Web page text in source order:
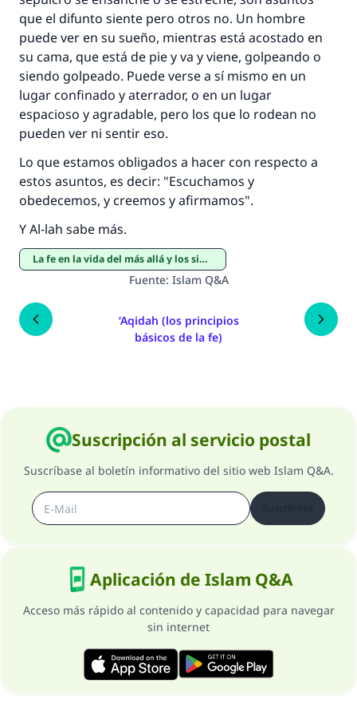
que el difunto siente pero otros no. Un hombre
puede ver en su sueño, mientras está acostado en
su cama, que está de pie y va y viene, golpeando o
siendo golpeado. Puede verse a sí mismo en un
lugar confinado y aterrador, o en un lugar
espacioso y agradable, pero los que lo rodean no
pueden ver ni sentir eso.
Lo que estamos obligados a hacer con respecto a
estos asuntos, es decir: "Escuchamos y
obedecemos, y creemos y afirmamos".
Y Al-lah sabe más.
La fe en la vida del más allá y los signos del fin del mundo
Fuente: Islam Q&A
‘Aqidah (los principios
básicos de la fe)
Suscripción al servicio postal
Suscríbase al boletín informativo del sitio web Islam Q&A.
Aplicación de Islam Q&A
Acceso más rápido al contenido y capacidad para navegar
sin internet